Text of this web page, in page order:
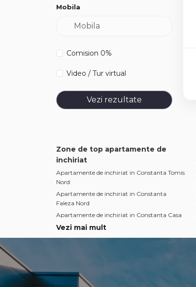
Mobila
Comision 0%
Video / Tur virtual
Vezi rezultate
Zone de top apartamente de
inchiriat
Apartamente de inchiriat in Constanta Tomis
Nord
Apartamente de inchiriat in Constanta
Faleza Nord
Apartamente de inchiriat in Constanta Casa
de Cultura
Apartamente de inchiriat in Constanta
Apartamente de inchiriat
Apartamente de inchiriat in Constanta
Vezi mai mult